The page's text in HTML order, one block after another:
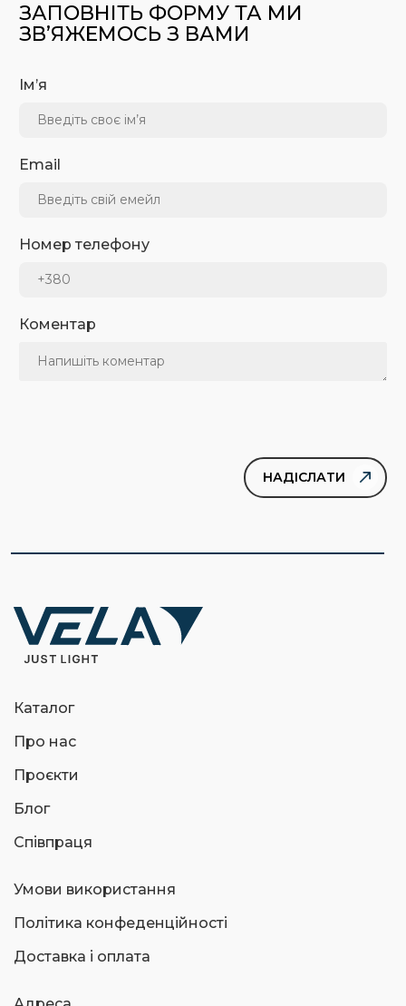
ЗАПОВНІТЬ ФОРМУ ТА МИ
ЗВ’ЯЖЕМОСЬ З ВАМИ
Ім’я
Email
Номер телефону
Коментар
Каталог
Про нас
Проєкти
Блог
Співпраця
Умови використання
Політика конфеденційності
Доставка і оплата